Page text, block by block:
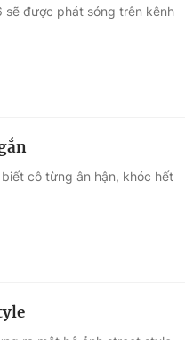
sẽ được phát sóng trên kênh
cô từng ân hận, khóc hết